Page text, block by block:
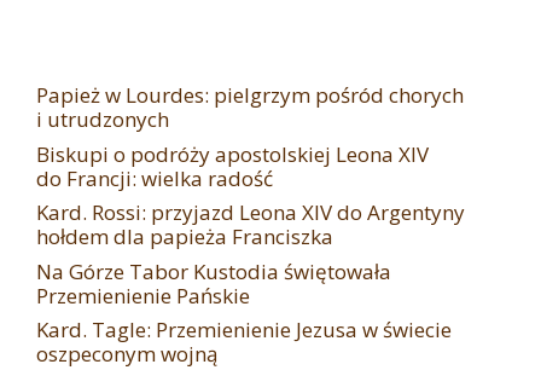
Papież w Lourdes: pielgrzym pośród chorych
i utrudzonych
Biskupi o podróży apostolskiej Leona XIV
do Francji: wielka radość
Kard. Rossi: przyjazd Leona XIV do Argentyny
hołdem dla papieża Franciszka
Na Górze Tabor Kustodia świętowała
Przemienienie Pańskie
Kard. Tagle: Przemienienie Jezusa w świecie
oszpeconym wojną